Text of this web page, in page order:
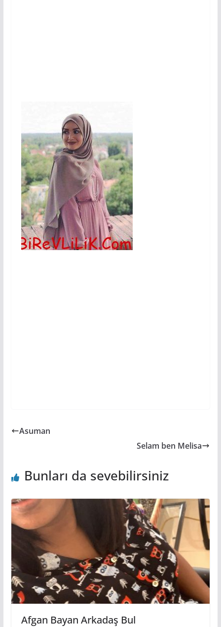
Asuman
Selam ben Melisa
Bunları da sevebilirsiniz
Afgan Bayan Arkadaş Bul